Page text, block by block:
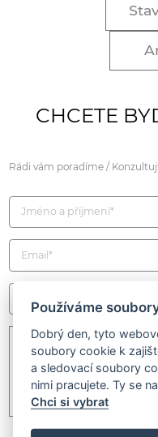
CHCETE
Rádi vám poradíme /
Používáme
Dobrý den, tyto
soubory cookie k
a sledovací soubory
nimi pracujete. Ty se
Chci si vybrat